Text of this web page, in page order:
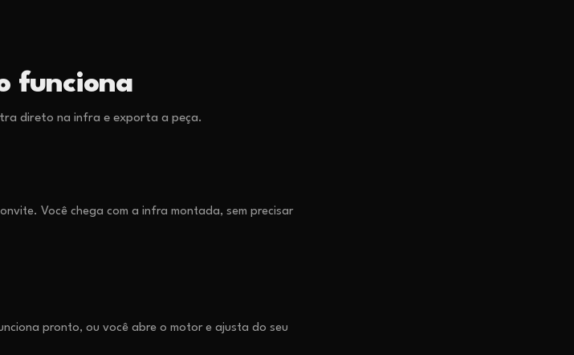
funciona
direto na infra e exporta a peça.
Você chega com a infra montada, sem precisar
pronto, ou você abre o motor e ajusta do seu